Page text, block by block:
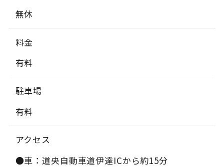
無休
料金
有料
駐車場
有料
アクセス
●車：道央自動車道伊達ICから約15分